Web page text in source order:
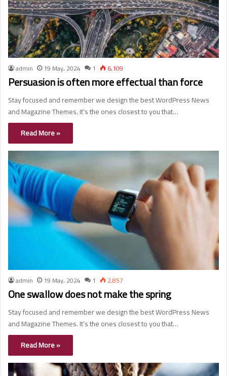
admin 19 May، 2024 1 6,109
Persuasion is often more effectual than force
Stay focused and remember we design the best WordPress News
and Magazine Themes. It’s the ones closest to you that…
Read More »
admin 19 May، 2024 1 2,857
One swallow does not make the spring
Stay focused and remember we design the best WordPress News
and Magazine Themes. It’s the ones closest to you that…
Read More »